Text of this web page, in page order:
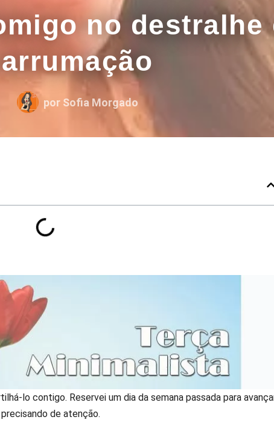
no destralhe
arrumação
porSofia Morgado
lo contigo. Reservei um dia da semana passada para
de atenção.